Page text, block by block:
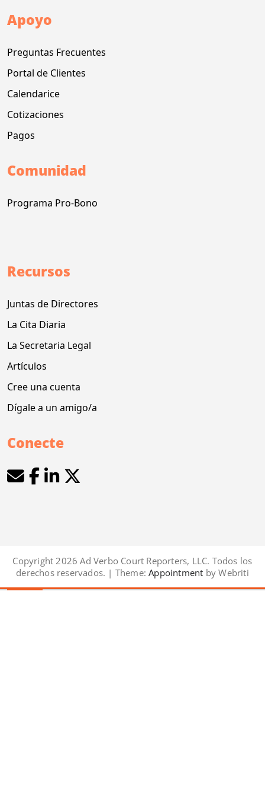
Apoyo
Preguntas Frecuentes
Portal de Clientes
Calendarice
Cotizaciones
Pagos
Comunidad
Programa Pro-Bono
Recursos
Juntas de Directores
La Cita Diaria
La Secretaria Legal
Artículos
Cree una cuenta
Dígale a un amigo/a
Conecte
Copyright 2026 Ad Verbo Court Reporters, LLC. Todos los
derechos reservados. | Theme: Appointment by Webriti